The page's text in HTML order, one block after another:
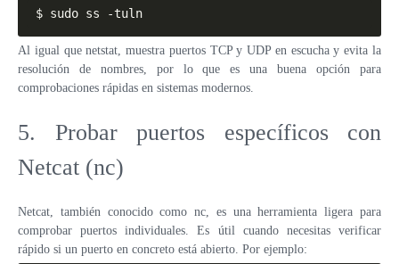
$ sudo ss -tuln
Al igual que netstat, muestra puertos TCP y UDP en escucha y evita la
resolución de nombres, por lo que es una buena opción para
comprobaciones rápidas en sistemas modernos.
5. Probar puertos específicos con
Netcat (nc)
Netcat, también conocido como nc, es una herramienta ligera para
comprobar puertos individuales. Es útil cuando necesitas verificar
rápido si un puerto en concreto está abierto. Por ejemplo: